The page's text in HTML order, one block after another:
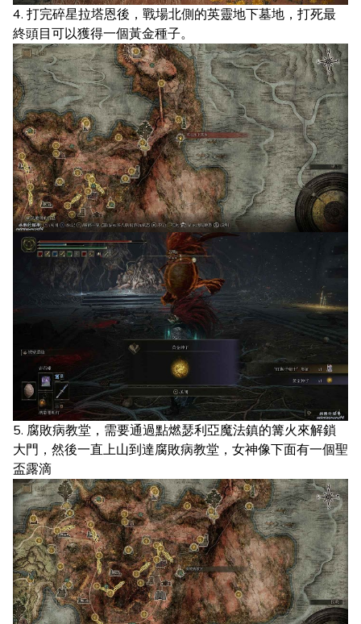
4. 打完碎星拉塔恩後，戰場北側的英靈地下墓地，打死最
終頭目可以獲得一個黃金種子。
5. 腐敗病教堂，需要通過點燃瑟利亞魔法鎮的篝火來解鎖
大門，然後一直上山到達腐敗病教堂，女神像下面有一個聖
盃露滴